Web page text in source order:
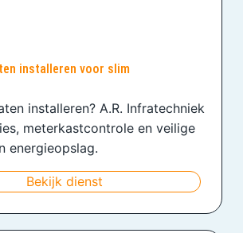
installeren voor slim
installeren? A.R. Infratechniek
meterkastcontrole en veilige
energieopslag.
Bekijk dienst